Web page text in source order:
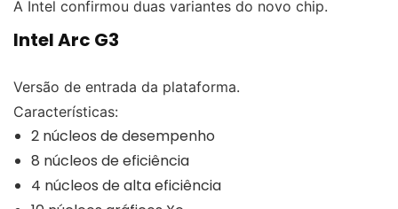
A Intel confirmou duas variantes do novo chip.
Intel Arc G3
Versão de entrada da plataforma.
Características:
2 núcleos de desempenho
8 núcleos de eficiência
4 núcleos de alta eficiência